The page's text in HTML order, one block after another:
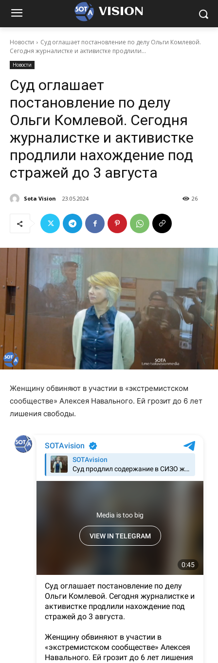
VISION
Новости
Суд оглашает постановление по делу Ольги Комлевой.
Сегодня журналистке и активистке продлили...
Новости
Суд оглашает
постановление по делу
Ольги Комлевой. Сегодня
журналистке и активистке
продлили нахождение под
стражей до 3 августа
Sota Vision 23.05.2024 26
Женщину обвиняют в участии в «экстремистском
сообществе» Алексея Навального. Ей грозит до 6 лет
лишения свободы.